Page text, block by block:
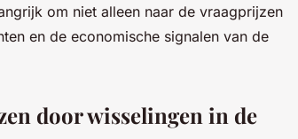
om niet alleen naar de vraagprijzen
en de economische signalen van de
door wisselingen in de